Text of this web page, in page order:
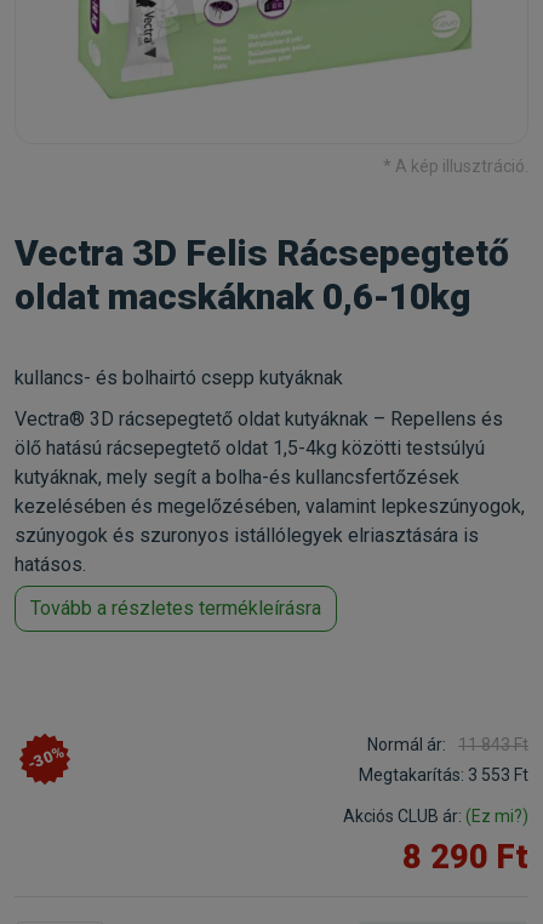
* A kép illusztráció.
Vectra 3D Felis Rácsepegtető
oldat macskáknak 0,6-10kg
kullancs- és bolhairtó csepp kutyáknak
Vectra® 3D rácsepegtető oldat kutyáknak – Repellens és
ölő hatású rácsepegtető oldat 1,5-4kg közötti testsúlyú
kutyáknak, mely segít a bolha-és kullancsfertőzések
kezelésében és megelőzésében, valamint lepkeszúnyogok,
szúnyogok és szuronyos istállólegyek elriasztására is
hatásos.
Tovább a részletes termékleírásra
-30% Normál ár:
11 843 Ft
Megtakarítás: 3 553 Ft
Akciós CLUB ár: (Ez mi?)
8 290 Ft